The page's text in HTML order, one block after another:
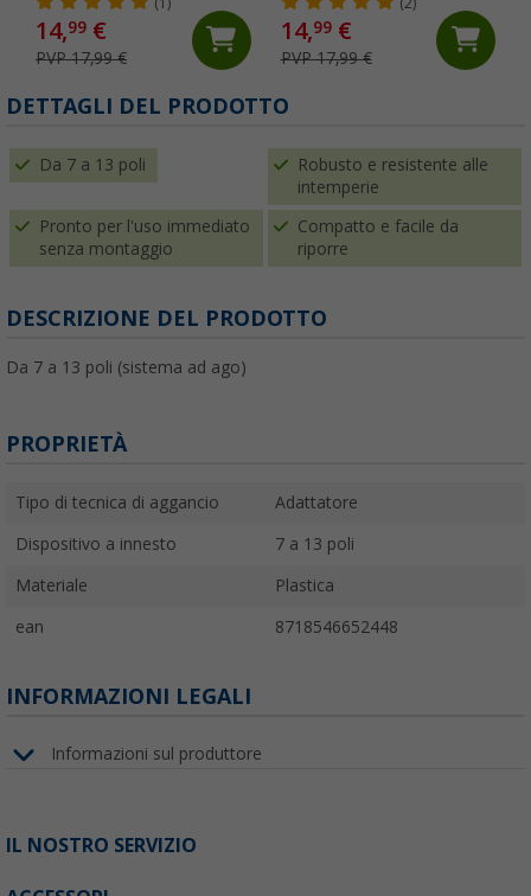
(1)
14,99 €
PVP 17,99 €
(2)
14,99€
PVP 17,99 €
DETTAGLI DEL PRODOTTO
Da 7 a 13 poli
Robusto e resistente alle
intemperie
Pronto per l'uso immediato
senza montaggio
Compatto e facile da
riporre
DESCRIZIONE DEL PRODOTTO
Da 7 a 13 poli (sistema ad ago)
PROPRIETÀ
Tipo di tecnica di aggancio Adattatore
Dispositivo a innesto 7 a 13 poli
Materiale Plastica
ean 8718546652448
INFORMAZIONI LEGALI
Informazioni sul produttore
IL NOSTRO SERVIZIO